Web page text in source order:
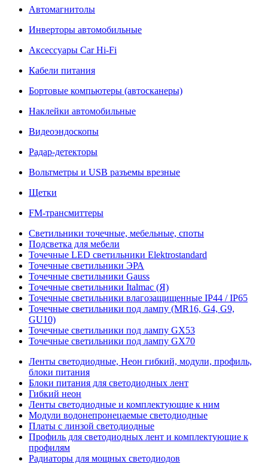
Автомагнитолы
Инверторы автомобильные
Аксессуары Car Hi-Fi
Кабели питания
Бортовые компьютеры (автосканеры)
Наклейки автомобильные
Видеоэндоскопы
Радар-детекторы
Вольтметры и USB разъемы врезные
Щетки
FM-трансмиттеры
Светильники точечные, мебельные, споты
Подсветка для мебели
Точечные LED светильники Elektrostandard
Точечные светильники ЭРА
Точечные светильники Gauss
Точечные светильники Italmac (Я)
Точечные светильники влагозащищенные IP44 / IP65
Точечные светильники под лампу (MR16, G4, G9,
GU10)
Точечные светильники под лампу GX53
Точечные светильники под лампу GX70
Ленты светодиодные, Неон гибкий, модули, профиль,
блоки питания
Блоки питания для светодиодных лент
Гибкий неон
Ленты светодиодные и комплектующие к ним
Модули водонепронецаемые светодиодные
Платы с линзой светодиодные
Профиль для светодиодных лент и комплектующие к
профилям
Радиаторы для мощных светодиодов